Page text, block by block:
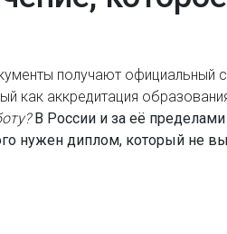
получают официальный
как аккредитация
В России и за её
нужен диплом, который не